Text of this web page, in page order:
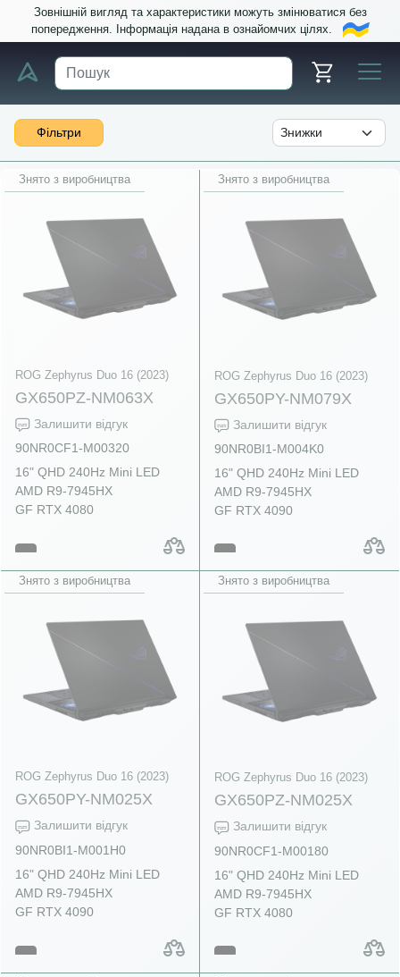
Зовнішній вигляд та характеристики можуть змінюватися без
попередження. Інформація надана в ознайомчих цілях.
Фільтри
Знято з виробництва
ROG Zephyrus Duo 16 (2023)
GX650PZ-NM063X
Залишити відгук
90NR0CF1-M00320
16" QHD 240Hz Mini LED
AMD R9-7945HX
GF RTX 4080
Знято з виробництва
ROG Zephyrus Duo 16 (2023)
GX650PY-NM079X
Залишити відгук
90NR0BI1-M004K0
16" QHD 240Hz Mini LED
AMD R9-7945HX
GF RTX 4090
Знято з виробництва
ROG Zephyrus Duo 16 (2023)
GX650PY-NM025X
Залишити відгук
90NR0BI1-M001H0
16" QHD 240Hz Mini LED
AMD R9-7945HX
GF RTX 4090
Знято з виробництва
ROG Zephyrus Duo 16 (2023)
GX650PZ-NM025X
Залишити відгук
90NR0CF1-M00180
16" QHD 240Hz Mini LED
AMD R9-7945HX
GF RTX 4080